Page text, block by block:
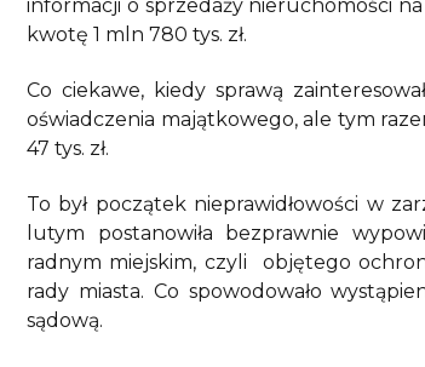
informacji o sprzedaży nieruchomości
kwotę 1 mln 780 tys. zł.
Co ciekawe, kiedy sprawą
oświadczenia majątkowego, ale tym
47 tys. zł.
To był początek nieprawidłowości w
lutym postanowiła bezprawnie
radnym miejskim, czyli objętego
rady miasta. Co spowodowało
sądową.